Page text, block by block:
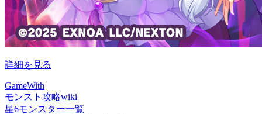
詳細を見る
GameWith
モンスト攻略wiki
星6モンスター一覧